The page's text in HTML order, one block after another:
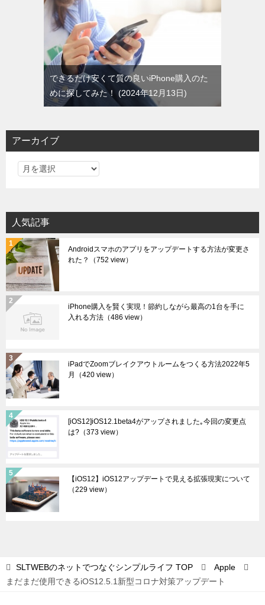
できるだけ安くて質の良いiPhone購入のた
めに探してみた！
2024年12月13日
アーカイブ
ア
イ
ブ
人気記事
Androidスマホのアプリをアップデートする方法が変更さ
れた？
（752 view）
iPhone購入を賢く実現！節約しながら最高の1台を手に
入れる方法 （486 view）
iPadでZoomブレイクアウトルームをつくる方法2022年5
月
（420 view）
[iOS12]iOS12.1beta4がアップされました｡今回の変更点
は? （373 view）
【iOS12】iOS12アップデートで見える拡張現実について
（229 view）
SLTWEBのネットでつなぐシンプルライフ TOP
Apple
まだまだ使用できるiOS12.5.1新型コロナ対策アップデート